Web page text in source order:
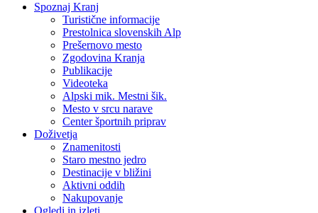
Spoznaj Kranj
Turistične informacije
Prestolnica slovenskih Alp
Prešernovo mesto
Zgodovina Kranja
Publikacije
Videoteka
Alpski mik. Mestni šik.
Mesto v srcu narave
Center športnih priprav
Doživetja
Znamenitosti
Staro mestno jedro
Destinacije v bližini
Aktivni oddih
Nakupovanje
Ogledi in izleti